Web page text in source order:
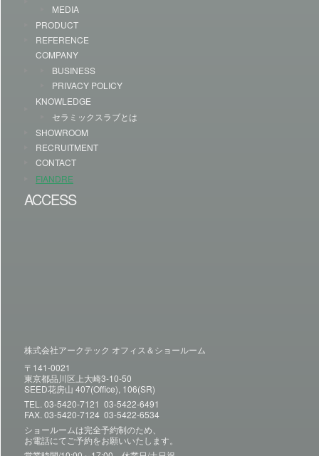
MEDIA
PRODUCT
REFERENCE
COMPANY
BUSINESS
PRIVACY POLICY
KNOWLEDGE
セラミックスラブとは
SHOWROOM
RECRUITMENT
CONTACT
FIANDRE
ACCESS
株式会社アークテック オフィス＆ショールーム
〒141-0021
東京都品川区上大崎3-10-50
SEED花房山 407(Office), 106(SR)
TEL. 03-5420-7121 03-5422-6491
FAX. 03-5420-7124 03-5422-6534
ショールームは完全予約制のため、
お電話にてご予約をお願いいたします。